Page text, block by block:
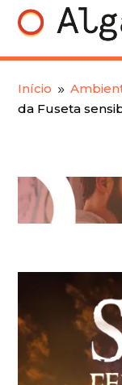
Início 9
da Fuseta